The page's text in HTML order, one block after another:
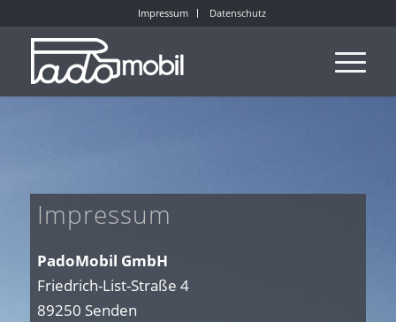
Impressum Datenschutz
Impressum
PadoMobil GmbH
Friedrich-List-Straße 4
89250 Senden